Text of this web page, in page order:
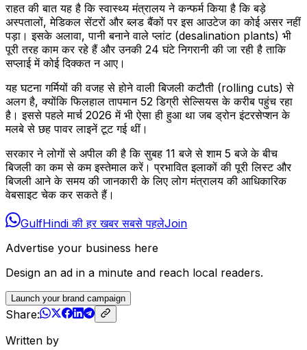
राहत की बात यह है कि स्वास्थ्य मंत्रालय ने कन्फर्म किया है कि बड़े
अस्पतालों, मेडिकल सेंटरों और ब्लड बैंकों पर इस आउटेज का कोई असर नहीं
पड़ा। इसके अलावा, पानी बनाने वाले प्लांट (desalination plants) भी
पूरी तरह काम कर रहे हैं और उनकी 24 घंटे निगरानी की जा रही है ताकि
सप्लाई में कोई दिक्कत न आए।
यह घटना गर्मियों की वजह से होने वाली बिजली कटौती (rolling cuts) से
अलग है, क्योंकि फिलहाल तापमान 52 डिग्री सेल्सियस के करीब पहुंच रहा
है। इससे पहले मार्च 2026 में भी ऐसा ही हुआ था जब ड्रोन इंटरसेप्शन के
मलबे से छह पावर लाइनें टूट गई थीं।
सरकार ने लोगों से अपील की है कि सुबह 11 बजे से शाम 5 बजे के बीच
बिजली का कम से कम इस्तेमाल करें। प्रभावित इलाकों की पूरी लिस्ट और
बिजली आने के समय की जानकारी के लिए लोग मंत्रालय की आधिकारिक
वेबसाइट चेक कर सकते हैं।
GulfHindi की हर खबर सबसे पहलेJoin
Advertise your business here
Design an ad in a minute and reach local readers.
Launch your brand campaign
Share:
Written by